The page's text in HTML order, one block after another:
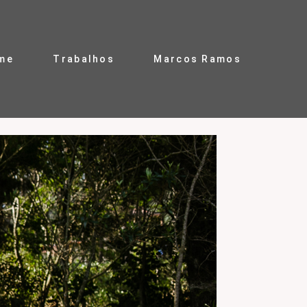
Trabalhos Marcos Ramos